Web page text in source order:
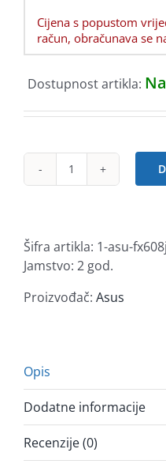
Cijena s popustom
račun, obračunava se
Dostupnost artikla:
ASUS
količina
Šifra artikla: 1-asu-
Jamstvo: 2 god.
Proizvođač: Asus
Opis
Dodatne informacije
Recenzije (0)